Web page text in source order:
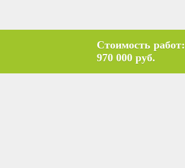
Стоимость работ:
970 000 руб.